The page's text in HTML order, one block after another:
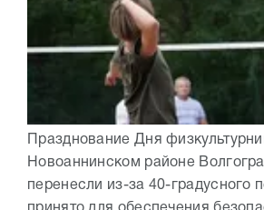
Празднование Дня
Новоаннинском районе
перенесли из-за 40-градусного